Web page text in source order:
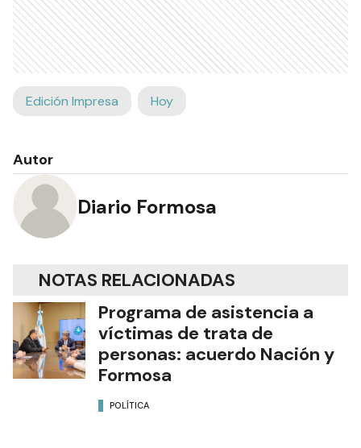
Edición Impresa Hoy
Autor
Diario Formosa
NOTAS RELACIONADAS
Programa de asistencia a
víctimas de trata de
personas: acuerdo Nación y
Formosa
POLÍTICA